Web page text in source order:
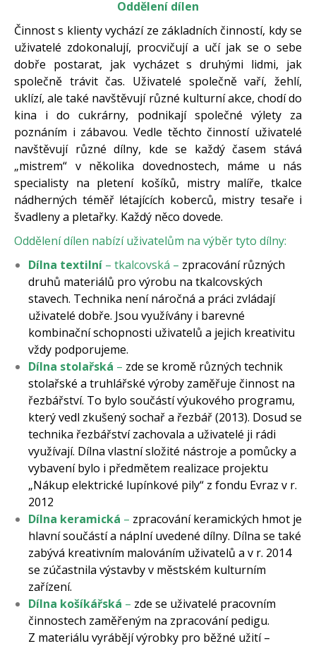
Oddělení dílen
Činnost s klienty vychází ze základních činností, kdy se
uživatelé zdokonalují, procvičují a učí jak se o sebe
dobře postarat, jak vycházet s druhými lidmi, jak
společně trávit čas. Uživatelé společně vaří, žehlí,
uklízí, ale také navštěvují různé kulturní akce, chodí do
kina i do cukrárny, podnikají společné výlety za
poznáním i zábavou. Vedle těchto činností uživatelé
navštěvují různé dílny, kde se každý časem stává
„mistrem“ v několika dovednostech, máme u nás
specialisty na pletení košíků, mistry malíře, tkalce
nádherných téměř létajících koberců, mistry tesaře i
švadleny a pletařky. Každý něco dovede.
Oddělení dílen nabízí uživatelům na výběr tyto dílny:
Dílna textilní – tkalcovská – zpracování různých
druhů materiálů pro výrobu na tkalcovských
stavech. Technika není náročná a práci zvládají
uživatelé dobře. Jsou využívány i barevné
kombinační schopnosti uživatelů a jejich kreativitu
vždy podporujeme.
Dílna stolařská – zde se kromě různých technik
stolařské a truhlářské výroby zaměřuje činnost na
řezbářství. To bylo součástí výukového programu,
který vedl zkušený sochař a řezbář (2013). Dosud se
technika řezbářství zachovala a uživatelé ji rádi
využívají. Dílna vlastní složité nástroje a pomůcky a
vybavení bylo i předmětem realizace projektu
„Nákup elektrické lupínkové pily“ z fondu Evraz v r.
2012
Dílna keramická – zpracování keramických hmot je
hlavní součástí a náplní uvedené dílny. Dílna se také
zabývá kreativním malováním uživatelů a v r. 2014
se zúčastnila výstavby v městském kulturním
zařízení.
Dílna košíkářská – zde se uživatelé pracovním
činnostech zaměřeným na zpracování pedigu.
Z materiálu vyrábějí výrobky pro běžné užití –